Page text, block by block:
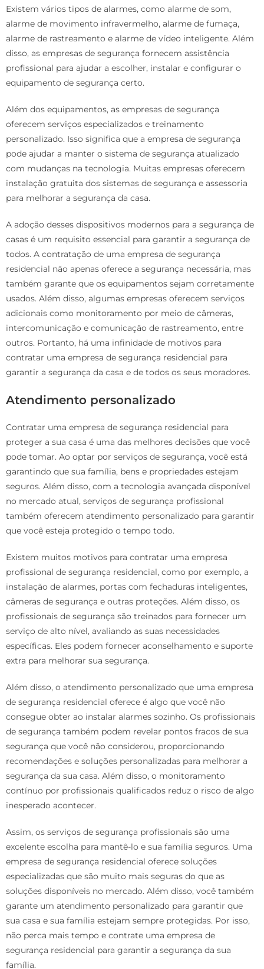
Existem vários tipos de alarmes, como alarme de som,
alarme de movimento infravermelho, alarme de fumaça,
alarme de rastreamento e alarme de vídeo inteligente. Além
disso, as empresas de segurança fornecem assistência
profissional para ajudar a escolher, instalar e configurar o
equipamento de segurança certo.
Além dos equipamentos, as empresas de segurança
oferecem serviços especializados e treinamento
personalizado. Isso significa que a empresa de segurança
pode ajudar a manter o sistema de segurança atualizado
com mudanças na tecnologia. Muitas empresas oferecem
instalação gratuita dos sistemas de segurança e assessoria
para melhorar a segurança da casa.
A adoção desses dispositivos modernos para a segurança de
casas é um requisito essencial para garantir a segurança de
todos. A contratação de uma empresa de segurança
residencial não apenas oferece a segurança necessária, mas
também garante que os equipamentos sejam corretamente
usados. Além disso, algumas empresas oferecem serviços
adicionais como monitoramento por meio de câmeras,
intercomunicação e comunicação de rastreamento, entre
outros. Portanto, há uma infinidade de motivos para
contratar uma empresa de segurança residencial para
garantir a segurança da casa e de todos os seus moradores.
Atendimento personalizado
Contratar uma empresa de segurança residencial para
proteger a sua casa é uma das melhores decisões que você
pode tomar. Ao optar por serviços de segurança, você está
garantindo que sua família, bens e propriedades estejam
seguros. Além disso, com a tecnologia avançada disponível
no mercado atual, serviços de segurança profissional
também oferecem atendimento personalizado para garantir
que você esteja protegido o tempo todo.
Existem muitos motivos para contratar uma empresa
profissional de segurança residencial, como por exemplo, a
instalação de alarmes, portas com fechaduras inteligentes,
câmeras de segurança e outras proteções. Além disso, os
profissionais de segurança são treinados para fornecer um
serviço de alto nível, avaliando as suas necessidades
específicas. Eles podem fornecer aconselhamento e suporte
extra para melhorar sua segurança.
Além disso, o atendimento personalizado que uma empresa
de segurança residencial oferece é algo que você não
consegue obter ao instalar alarmes sozinho. Os profissionais
de segurança também podem revelar pontos fracos de sua
segurança que você não considerou, proporcionando
recomendações e soluções personalizadas para melhorar a
segurança da sua casa. Além disso, o monitoramento
contínuo por profissionais qualificados reduz o risco de algo
inesperado acontecer.
Assim, os serviços de segurança profissionais são uma
excelente escolha para mantê-lo e sua família seguros. Uma
empresa de segurança residencial oferece soluções
especializadas que são muito mais seguras do que as
soluções disponíveis no mercado. Além disso, você também
garante um atendimento personalizado para garantir que
sua casa e sua família estejam sempre protegidas. Por isso,
não perca mais tempo e contrate uma empresa de
segurança residencial para garantir a segurança da sua
família.